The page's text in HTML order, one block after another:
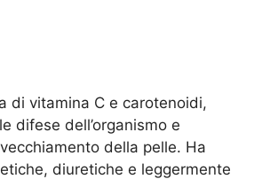
di vitamina C e carotenoidi,
difese dell’organismo e
della pelle. Ha
diuretiche e leggermente